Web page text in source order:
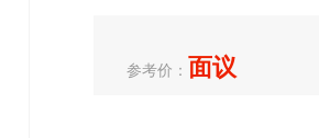
参考价： 面议